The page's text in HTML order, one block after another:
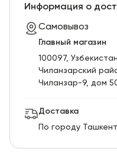
RU ENG
Информация о
Самовывоз
Главный магазин
100097,
Чиланзарский
Чиланзар-9, дом
Доставка
По городу